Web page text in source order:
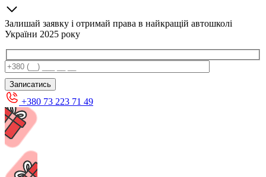
Залишай заявку і отримай права в найкращій автошколі
України 2025 року
+380 73 223 71 49